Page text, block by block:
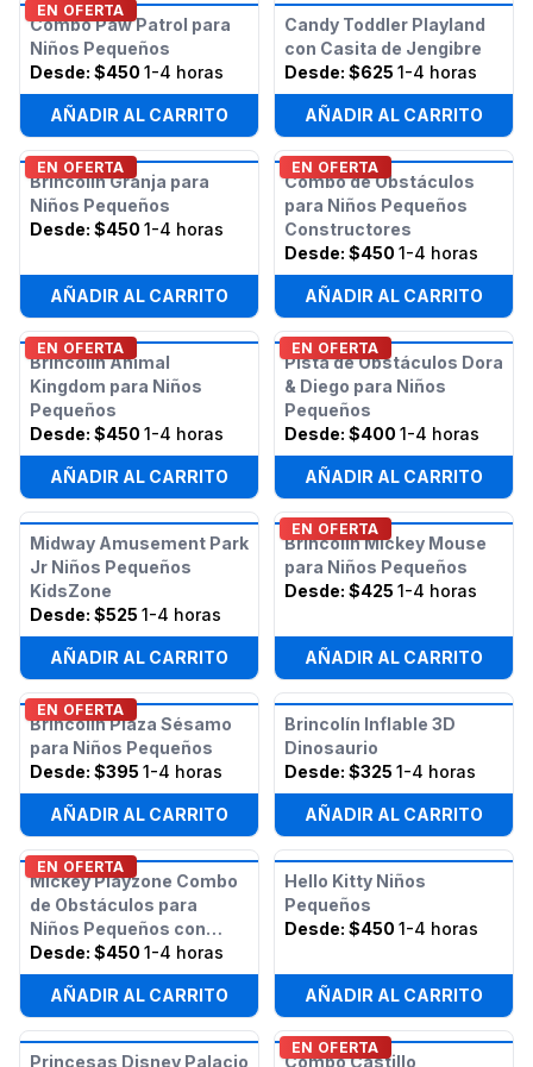
EN OFERTA
Combo Paw Patrol para
Niños Pequeños
Desde: $450 1-4 horas
AÑADIR AL CARRITO
Candy Toddler Playland
con Casita de Jengibre
Desde: $625 1-4 horas
AÑADIR AL CARRITO
EN OFERTA
Brincolín Granja para
Niños Pequeños
Desde: $450 1-4 horas
AÑADIR AL CARRITO
EN OFERTA
Combo de Obstáculos
para Niños Pequeños
Constructores
Desde: $450 1-4 horas
AÑADIR AL CARRITO
EN OFERTA
Brincolín Animal
Kingdom para Niños
Pequeños
Desde: $450 1-4 horas
AÑADIR AL CARRITO
EN OFERTA
Pista de Obstáculos Dora
& Diego para Niños
Pequeños
Desde: $400 1-4 horas
AÑADIR AL CARRITO
Midway Amusement Park
Jr Niños Pequeños
KidsZone
Desde: $525 1-4 horas
AÑADIR AL CARRITO
EN OFERTA
Brincolín Mickey Mouse
para Niños Pequeños
Desde: $425 1-4 horas
AÑADIR AL CARRITO
EN OFERTA
Brincolín Plaza Sésamo
para Niños Pequeños
Desde: $395 1-4 horas
AÑADIR AL CARRITO
Brincolín Inflable 3D
Dinosaurio
Desde: $325 1-4 horas
AÑADIR AL CARRITO
EN OFERTA
Mickey Playzone Combo
de Obstáculos para
Niños Pequeños con
Tobogán (Húmedo/Seco)
Desde: $450 1-4 horas
AÑADIR AL CARRITO
Hello Kitty Niños
Pequeños
Desde: $450 1-4 horas
AÑADIR AL CARRITO
Princesas Disney Palacio
EN OFERTA
Combo Castillo